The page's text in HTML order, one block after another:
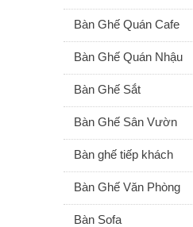
Bàn Ghế Quán Cafe
Bàn Ghế Quán Nhậu
Bàn Ghế Sắt
Bàn Ghế Sân Vườn
Bàn ghế tiếp khách
Bàn Ghế Văn Phòng
Bàn Sofa